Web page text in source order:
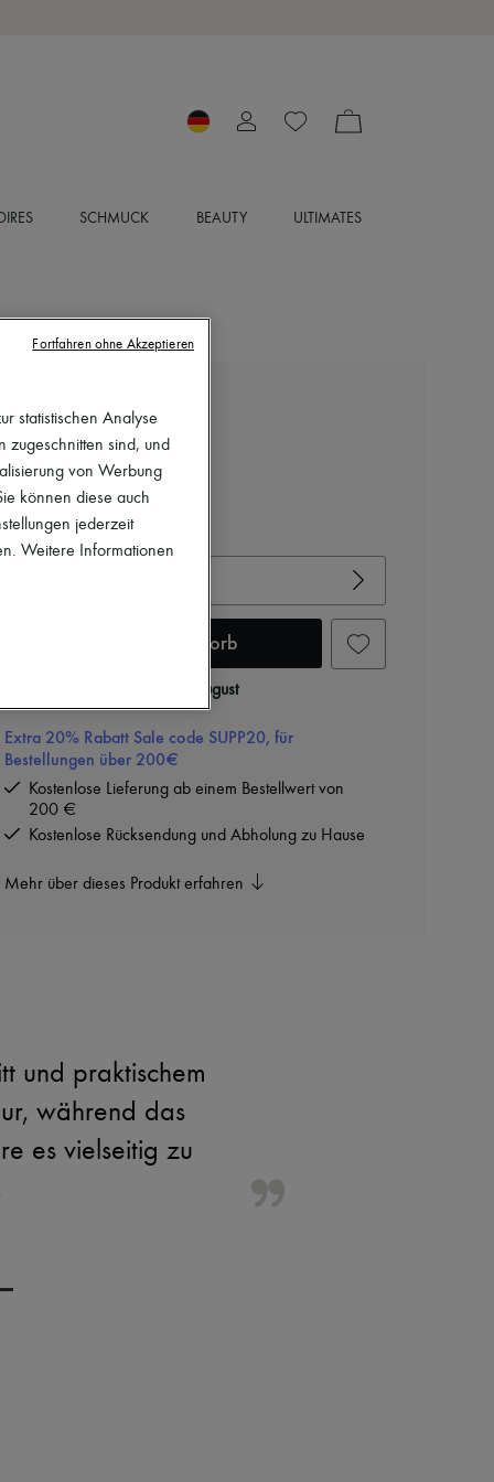
SCHMUCK BEAUTY ULTIMATES
CHLOE
Langarmhemd
1.294 €
1.850 € 30%
Gröβentabelle ansehen
In den Warenkorb
Dienstag, 11. August
Extra 20% Rabatt Sale code SUPP20, für
Bestellungen über 200€
Kostenlose Lieferung ab einem Bestellwert von
200 €
Kostenlose Rücksendung und Abholung zu Hause
Mehr über dieses Produkt erfahren
und praktischem
während das
es vielseitig zu
statistischen Analyse
zugeschnitten sind, und
von Werbung
können diese auch
jederzeit
Weitere Informationen
Fortfahren ohne Akzeptieren